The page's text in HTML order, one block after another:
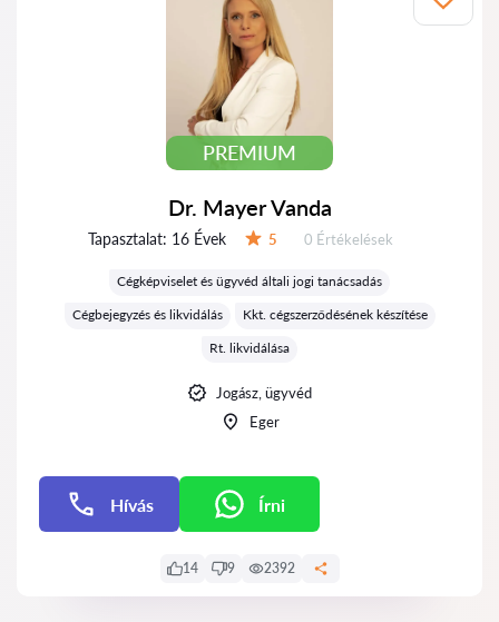
PREMIUM
Dr. Mayer Vanda
Tapasztalat: 16 Évek 5 Értékelések:
0 Értékelések
Cégképviselet és ügyvéd általi jogi tanácsadás
Cégbejegyzés és likvidálás
Kkt. cégszerződésének készítése
Rt. likvidálása
Jogász, ügyvéd
Eger
Hívás Írni
14 9 2392